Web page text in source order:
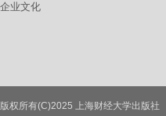
企业文化
联系我们
版权所有(C)2025 上海财经大学出版社